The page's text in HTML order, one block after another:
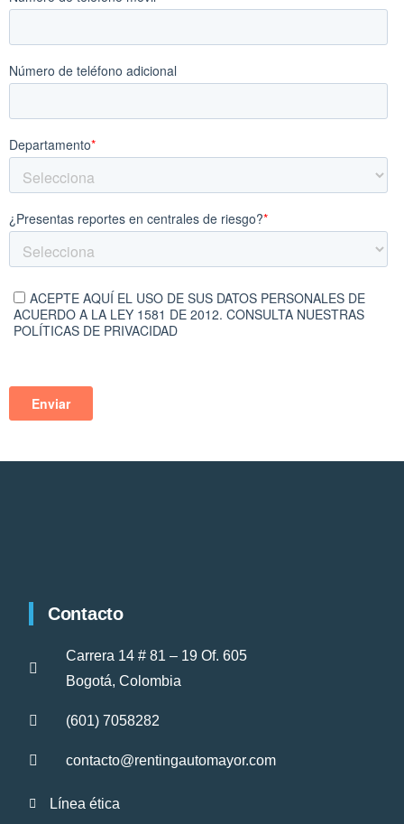
Contacto
Carrera 14 # 81 – 19 Of. 605
Bogotá, Colombia
(601) 7058282
contacto@rentingautomayor.com
Línea ética